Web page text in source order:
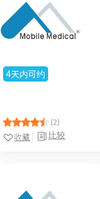
4天内可约
(2)
比较
收藏